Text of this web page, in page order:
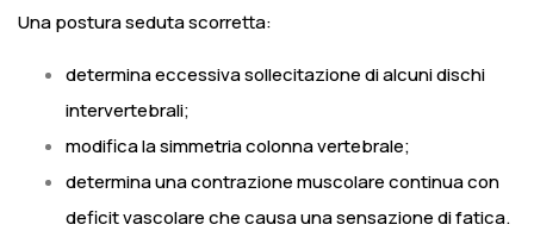
Una postura seduta scorretta:
determina eccessiva sollecitazione di alcuni dischi
intervertebrali;
modifica la simmetria colonna vertebrale;
determina una contrazione muscolare continua con
deficit vascolare che causa una sensazione di fatica.